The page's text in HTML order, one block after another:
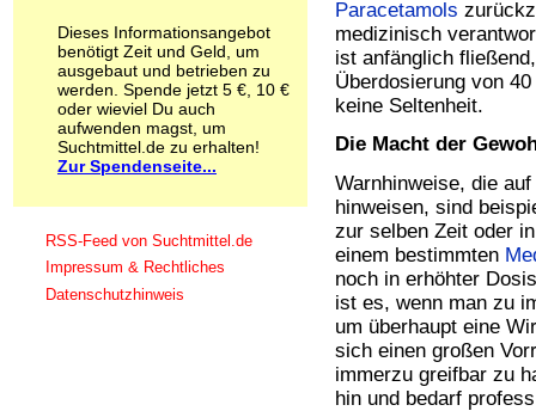
Paracetamols
medizinisch
ist anfänglich
Überdosierung von
keine Seltenheit.
Die Macht der
Warnhinweise, die
hinweisen, sind
zur selben Zeit oder
einem bestimmten
noch in erhöhter
ist es, wenn man zu
um überhaupt eine
sich einen großen
immerzu greifbar zu
hin und bedarf
Schlafmittel
Schmerzmittel
Schnüffelstoffe
Spice
Sucht / Süchte
Alkoholsucht
Arbeitssucht
Computersucht
Ess-Brechsucht
Essstörungen
Fernsehsucht
Fresssucht
Dieses Informationsangebot
benötigt Zeit und Geld, um
ausgebaut und betrieben zu
werden. Spende jetzt 5 €, 10 €
oder wieviel Du auch
aufwenden magst, um
Suchtmittel.de zu erhalten!
Zur Spendenseite...
RSS-Feed von Suchtmittel.de
Impressum & Rechtliches
Datenschutzhinweis